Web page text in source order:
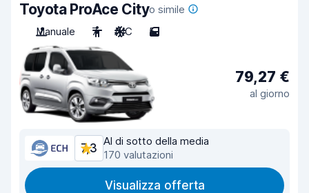
Toyota ProAce Cityo simile
Manuale
7 A/C 5
79,27 €
al giorno
7,3
Al di sotto della media
170 valutazioni
Visualizza offerta